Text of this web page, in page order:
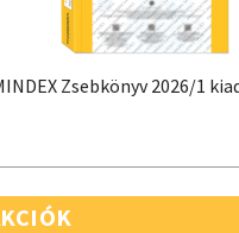
Zsebkönyv 2026/1